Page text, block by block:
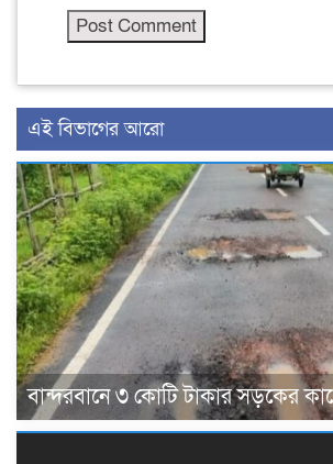
এই বিভাগের আরো
বান্দরবানে ৩ কোটি টাকার সড়কের